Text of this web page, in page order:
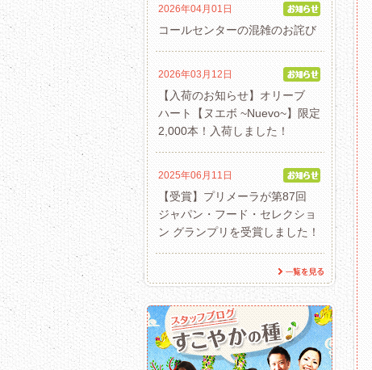
2026年04月01日
コールセンターの混雑のお詫び
2026年03月12日
【入荷のお知らせ】オリーブ
ハート【ヌエボ ~Nuevo~】限定
2,000本！入荷しました！
2025年06月11日
【受賞】プリメーラが第87回
ジャパン・フード・セレクショ
ン グランプリを受賞しました！